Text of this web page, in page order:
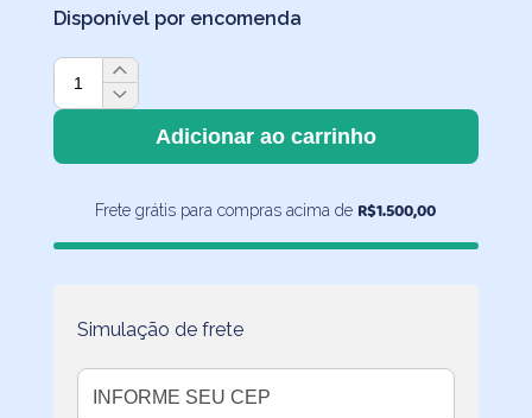
Disponível por encomenda
Colcha
Infantil
Elástico
quantidade
Adicionar ao carrinho
Frete grátis para compras acima de R$1.500,00
Simulação de frete